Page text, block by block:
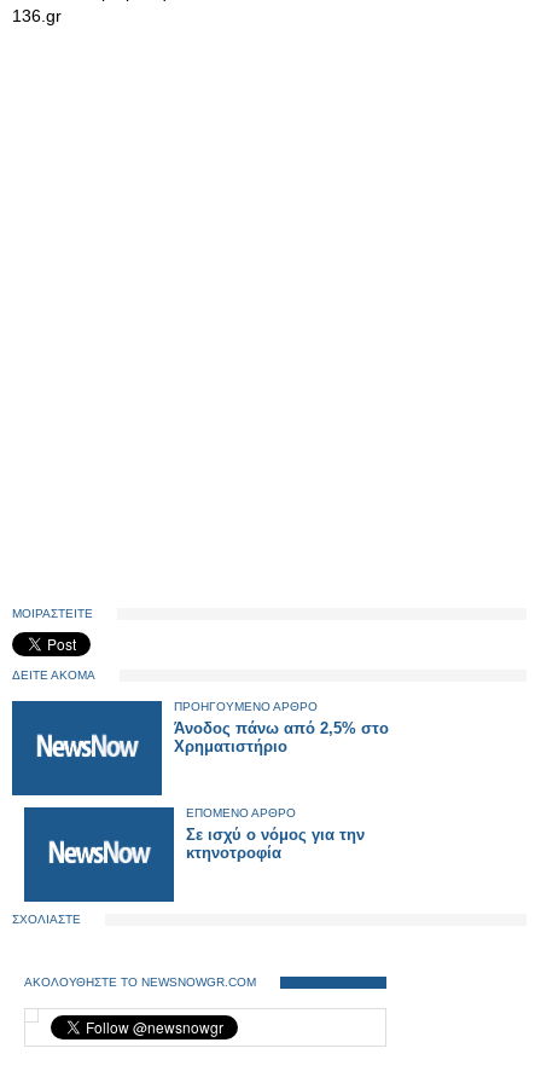
136.gr
ΜΟΙΡΑΣΤΕΙΤΕ
ΔΕΙΤΕ ΑΚΟΜΑ
ΠΡΟΗΓΟΥΜΕΝΟ ΑΡΘΡΟ
Άνοδος πάνω από 2,5% στο
Χρηματιστήριο
ΕΠΟΜΕΝΟ ΑΡΘΡΟ
Σε ισχύ ο νόμος για την
κτηνοτροφία
ΣΧΟΛΙΑΣΤΕ
ΑΚΟΛΟΥΘΗΣΤΕ ΤΟ NEWSNOWGR.COM